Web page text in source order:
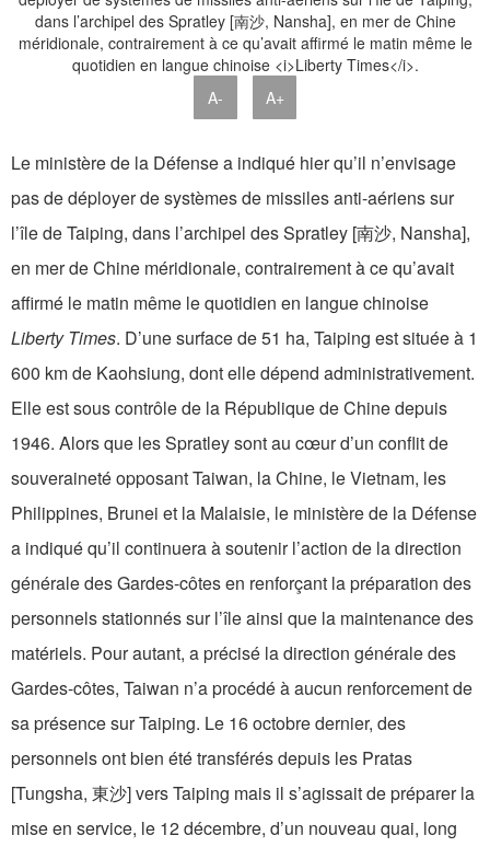
A- A+
Le ministère de la Défense a indiqué hier qu’il n’envisage
pas de déployer de systèmes de missiles anti-aériens sur
l’île de Taiping, dans l’archipel des Spratley [南沙, Nansha],
en mer de Chine méridionale, contrairement à ce qu’avait
affirmé le matin même le quotidien en langue chinoise
Liberty Times. D’une surface de 51 ha, Taiping est située à 1
600 km de Kaohsiung, dont elle dépend administrativement.
Elle est sous contrôle de la République de Chine depuis
1946. Alors que les Spratley sont au cœur d’un conflit de
souveraineté opposant Taiwan, la Chine, le Vietnam, les
Philippines, Brunei et la Malaisie, le ministère de la Défense
a indiqué qu’il continuera à soutenir l’action de la direction
générale des Gardes-côtes en renforçant la préparation des
personnels stationnés sur l’île ainsi que la maintenance des
matériels. Pour autant, a précisé la direction générale des
Gardes-côtes, Taiwan n’a procédé à aucun renforcement de
sa présence sur Taiping. Le 16 octobre dernier, des
personnels ont bien été transférés depuis les Pratas
[Tungsha, 東沙] vers Taiping mais il s’agissait de préparer la
mise en service, le 12 décembre, d’un nouveau quai, long